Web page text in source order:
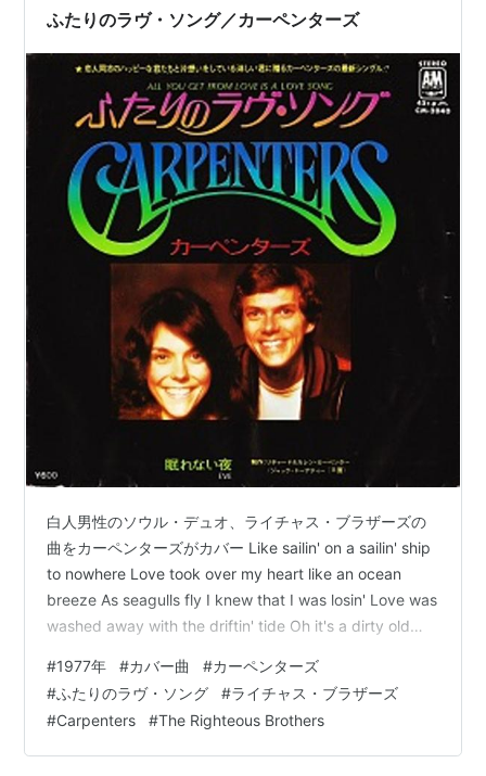
ふたりのラヴ・ソング／カーペンターズ
白人男性のソウル・デュオ、ライチャス・ブラザーズの
曲をカーペンターズがカバー Like sailin' on a sailin' ship
to nowhere Love took over my heart like an ocean
breeze As seagulls fly I knew that I was losin' Love was
washed away with the driftin' tide Oh it's a dirty old
www.youtube.com タイトル …
#1977年 #カバー曲 #カーペンターズ
#ふたりのラヴ・ソング #ライチャス・ブラザーズ
#Carpenters #The Righteous Brothers